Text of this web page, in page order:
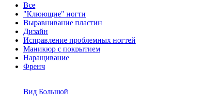
Все
"Клюющие" ногти
Выравнивание пластин
Дизайн
Исправление проблемных ногтей
Маникюр с покрытием
Наращивание
Френч
Вид Большой